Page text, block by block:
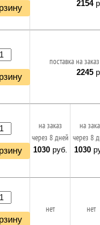
2154
поставка на
2245
на заказ
через 8 дней
1030руб.
на
через 8
1030
нет нет